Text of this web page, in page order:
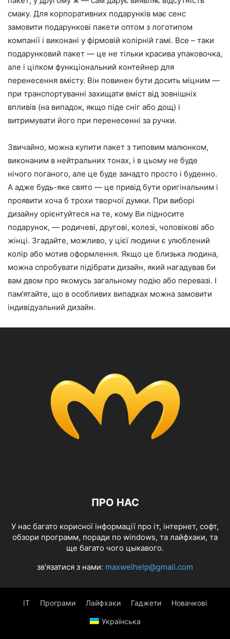
смаку. Для корпоративних подарунків має сенс
замовити подарункові пакети оптом з логотипом
компанії і виконані у фірмовій колірній гамі. Все – таки
подарунковий пакет — це не тільки красива упаковочка,
але і цілком функціональний контейнер для
перенесення вмісту. Він повинен бути досить міцним —
при транспортуванні захищати вміст від зовнішніх
впливів (на випадок, якщо піде сніг або дощ) і
витримувати його при перенесенні за ручки.
Звичайно, можна купити пакет з типовим малюнком,
виконаним в нейтральних тонах, і в цьому не буде
нічого поганого, але це буде занадто просто і буденно.
А адже будь-яке свято — це привід бути оригінальним і
проявити хоча б трохи творчої думки. При виборі
дизайну орієнтуйтеся на те, кому Ви підносите
подарунок, — родичеві, другові, колезі, чоловікові або
жінці. Згадайте, можливо, у цієї людини є улюблений
колір або мотив оформлення. Якщо це близька людина,
можна спробувати підібрати дизайн, який нагадував би
вам двом про якомусь загальному подію або перевазі. І
пам’ятайте, що в особливих випадках можна замовити
індивідуальний дизайн.
ПРО НАС
У нас багато корисної інформації про іт, інтернет, софт,
обзори программ, поради по windows, та лайфхаки, та
ще багато чого цыкавого.
зв'язатися з нами: maxwelhelp@gmail.com
IT Програми Лайфхаки Гаджети Новачкові
Українська